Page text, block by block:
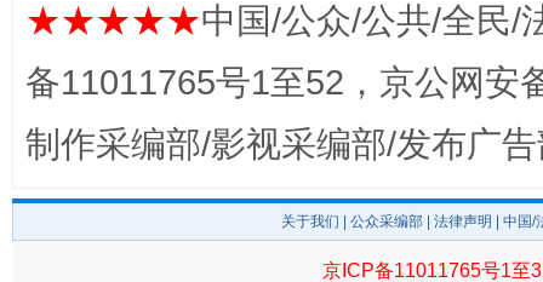
完善运行机制助力责任有效落实 一纸欠
★★★★★中国/公众/公共/全民/
备11011765号1至52，京公网安
制作采编部/影视采编部/发布广
关于我们 公众采编部 法律声明 | 中国
京ICP备11011765号1至